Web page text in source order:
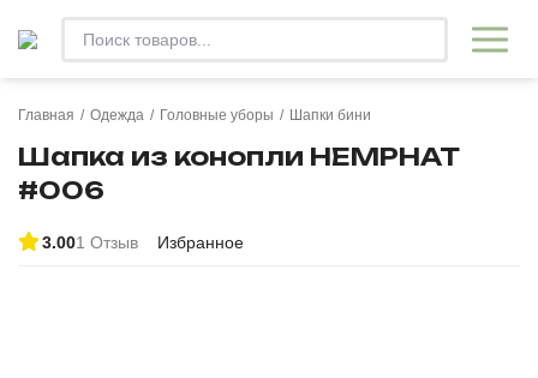
Главная / Одежда / Головные уборы / Шапки бини
Шапка из конопли HEMPHAT
#006
3.001 Отзыв Избранное